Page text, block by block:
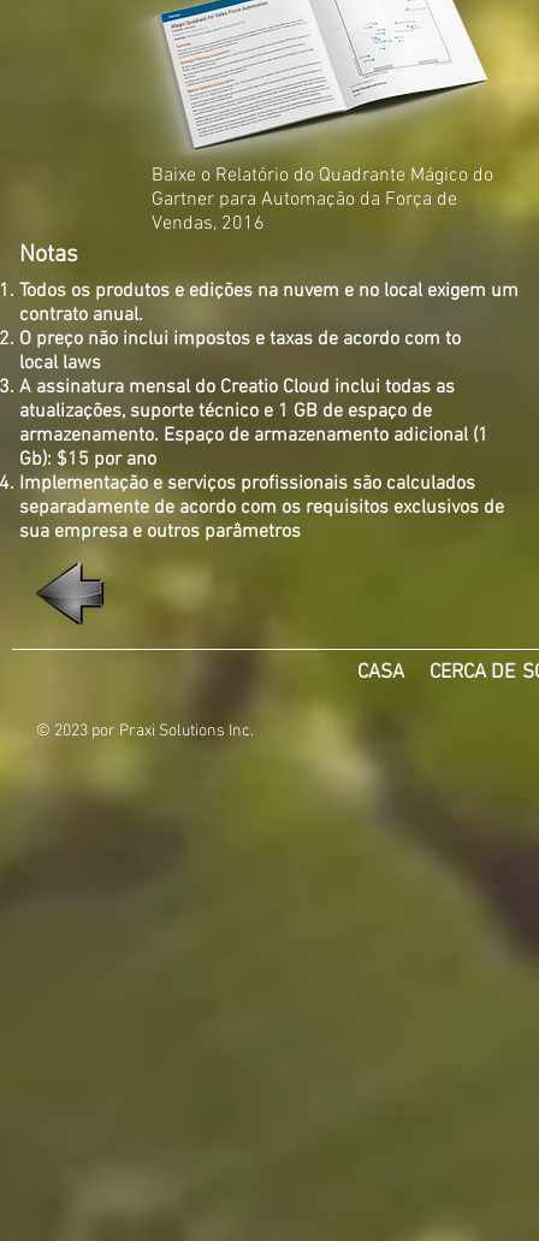
Notas
Todos os produtos e edições na nuvem e no local exigem um
contrato anual​.
O preço não inclui impostos e taxas de acordo com to
local laws
A assinatura mensal do Creatio Cloud inclui todas as
atualizações, suporte técnico e 1 GB de espaço de
armazenamento. Espaço de armazenamento adicional (1
Gb): $15 por ano
Implementação e serviços profissionais são calculados
separadamente de acordo com os requisitos exclusivos de
sua empresa e outros parâmetros
Baixe o Relatório do Quadrante Mágico do
Gartner para Automação da Força de
Vendas, 2016
CASA CERCA DE
© 2023 por Praxi Solutions Inc.